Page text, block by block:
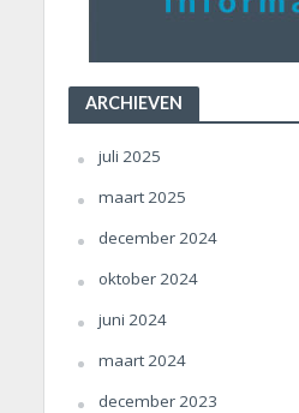
ARCHIEVEN
juli 2025
maart 2025
december 2024
oktober 2024
juni 2024
maart 2024
december 2023